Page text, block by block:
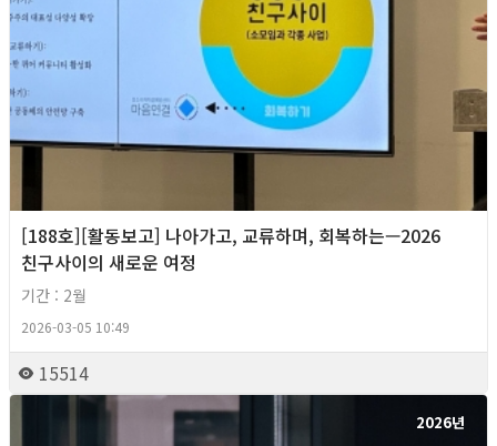
[188호][활동보고] 나아가고, 교류하며, 회복하는—2026
친구사이의 새로운 여정
기간 : 2월
2026-03-05 10:49
15514
2026년